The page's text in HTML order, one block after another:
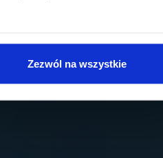
Zezwól na wszystkie